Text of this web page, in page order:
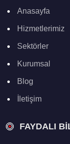
Anasayfa
Hizmetlerimiz
Sektörler
Kurumsal
Blog
İletişim
FAYDALI